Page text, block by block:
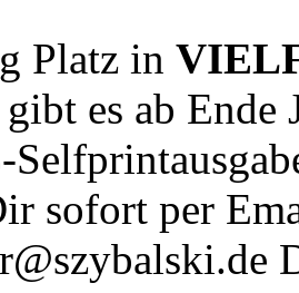
Platz in
es ab Ende
sofort per